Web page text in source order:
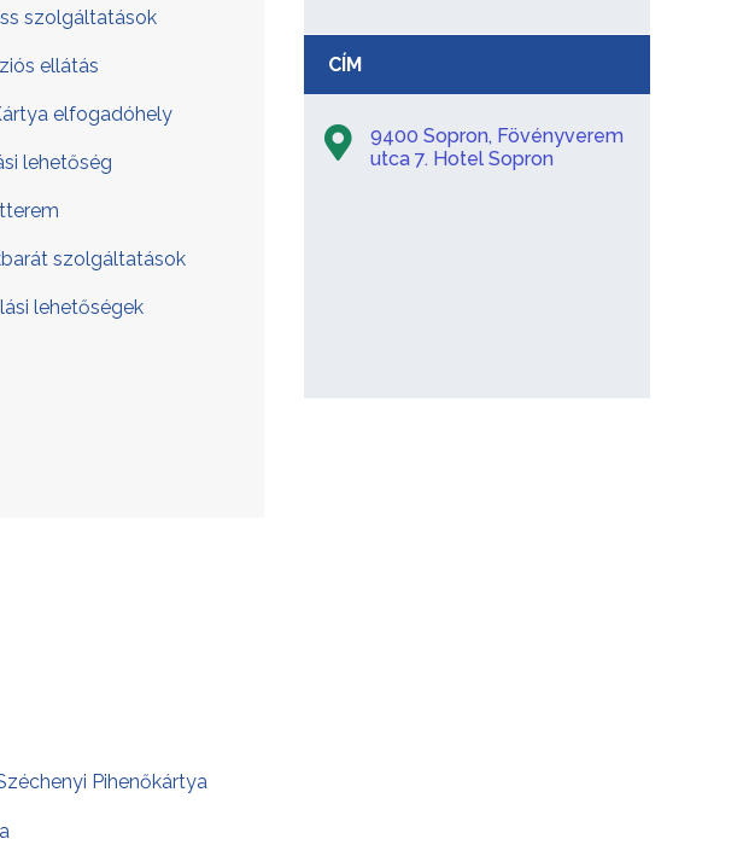
szolgáltatások
ellátás
elfogadóhely
lehetőség
szolgáltatások
lehetőségek
Pihenőkártya
CÍM
9400 Sopron, Fövényverem
utca 7. Hotel Sopron